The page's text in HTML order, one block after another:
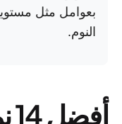
بعوامل مثل
النوم.